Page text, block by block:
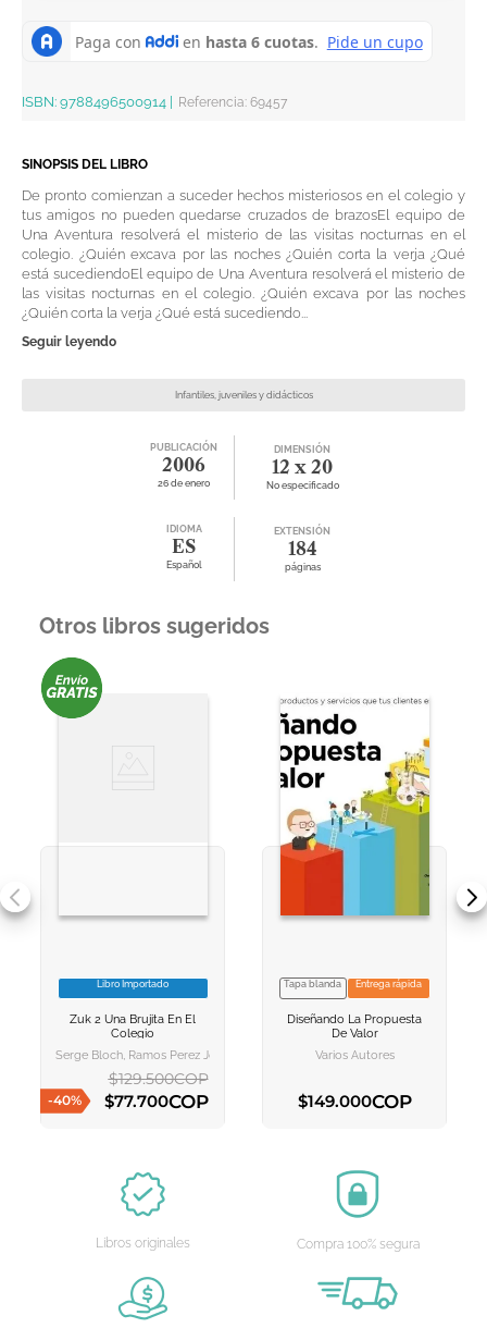
ISBN: 9788496500914 Referencia: 69457
SINOPSIS DEL LIBRO
De pronto comienzan a suceder hechos misteriosos en el colegio y
tus amigos no pueden quedarse cruzados de brazosEl equipo de
Una Aventura resolverá el misterio de las visitas nocturnas en el
colegio. ¿Quién excava por las noches ¿Quién corta la verja ¿Qué
está sucediendoEl equipo de Una Aventura resolverá el misterio de
las visitas nocturnas en el colegio. ¿Quién excava por las noches
¿Quién corta la verja ¿Qué está sucediendo...
Seguir leyendo
Infantiles, juveniles y didácticos
PUBLICACIÓN
2006
26 de enero
DIMENSIÓN
12 x 20
No especificado
IDIOMA
ES
Español
EXTENSIÓN
184
páginas
Otros libros sugeridos
VER INFORMACION
AGREGAR AL
Libro Importado
Zuk 2 Una Brujita En El
Colegio
Serge Bloch, Ramos Perez Jose Antonio
-40%
$129.500COP
$77.700COP
VER INFORMACION
AGREGAR AL
Tapa blanda Entrega rápida
Diseñando La Propuesta
De Valor
Varios Autores
$149.000COP
Libros originales Compra 100% segura